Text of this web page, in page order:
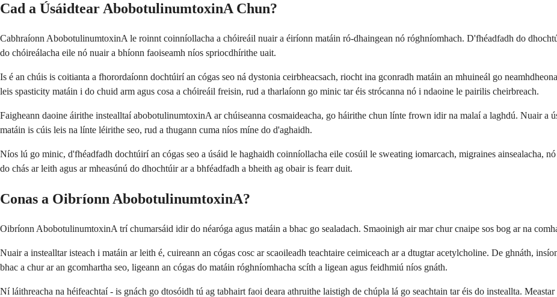
Cad a Úsáidtear AbobotulinumtoxinA Chun?
Cabhraíonn AbobotulinumtoxinA le roinnt coinníollacha a chóireáil nuair a éiríonn matáin ró-dhaingean nó róghníomhach. D'fhéadfadh do
do chóireálacha eile nó nuair a bhíonn faoiseamh níos spriocdhírithe uait.
Is é an chúis is coitianta a fhorordaíonn dochtúirí an cógas seo ná dystonia ceirbheacsach, riocht ina gconradh matáin an mhuineál go
leis spasticity matáin i do chuid arm agus cosa a chóireáil freisin, rud a tharlaíonn go minic tar éis strócanna nó i ndaoine le pairilis cheirbreach.
Faigheann daoine áirithe instealltaí abobotulinumtoxinA ar chúiseanna cosmaideacha, go háirithe chun línte frown idir na malaí a laghdú. Nuair a
matáin is cúis leis na línte léirithe seo, rud a thugann cuma níos míne do d'aghaidh.
Níos lú go minic, d'fhéadfadh dochtúirí an cógas seo a úsáid le haghaidh coinníollacha eile cosúil le sweating iomarcach, migraines ainsealacha,
do chás ar leith agus ar mheasúnú do dhochtúir ar a bhféadfadh a bheith ag obair is fearr duit.
Conas a Oibríonn AbobotulinumtoxinA?
Oibríonn AbobotulinumtoxinA trí chumarsáid idir do néaróga agus matáin a bhac go sealadach. Smaoinigh air mar chur cnaipe sos bog ar na
Nuair a instealltar isteach i matáin ar leith é, cuireann an cógas cosc ar scaoileadh teachtaire ceimiceach ar a dtugtar acetylcholine. De ghnáth,
bhac a chur ar an gcomhartha seo, ligeann an cógas do matáin róghníomhacha scíth a ligean agus feidhmiú níos gnáth.
Ní láithreacha na héifeachtaí - is gnách go dtosóidh tú ag tabhairt faoi deara athruithe laistigh de chúpla lá go seachtain tar éis do insteallta.